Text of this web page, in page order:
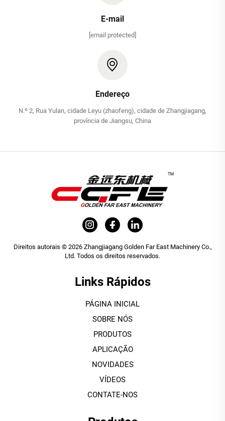
E-mail
[email protected]
Endereço
N.º 2, Rua Yulan, cidade Leyu (zhaofeng), cidade de Zhangjiagang,
província de Jiangsu, China
Direitos autorais © 2026 Zhangjiagang Golden Far East Machinery Co.,
Ltd. Todos os direitos reservados.
Links Rápidos
PÁGINA INICIAL
SOBRE NÓS
PRODUTOS
APLICAÇÃO
NOVIDADES
VÍDEOS
CONTATE-NOS